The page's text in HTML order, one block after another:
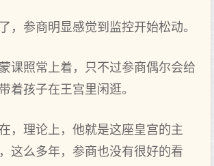
，参商明显感觉到监控开始松动。
课照常上着，只不过参商偶尔会给
着孩子在王宫里闲逛。
，理论上，他就是这座皇宫的主
这么多年，参商也没有很好的看